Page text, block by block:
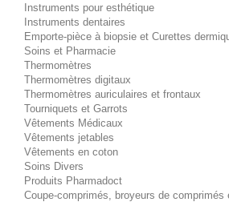
Instruments pour esthétique
Instruments dentaires
Emporte-pièce à biopsie et Curettes
Soins et Pharmacie
Thermomètres
Thermomètres digitaux
Thermomètres auriculaires et frontaux
Tourniquets et Garrots
Vêtements Médicaux
Vêtements jetables
Vêtements en coton
Soins Divers
Produits Pharmadoct
Coupe-comprimés, broyeurs de comprimés